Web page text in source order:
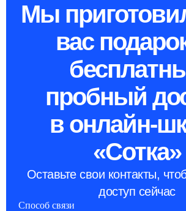
Мы
вас
пробный
в онлайн-
«Сотка»
Оставьте свои контакты,
доступ сейчас
Способ связи